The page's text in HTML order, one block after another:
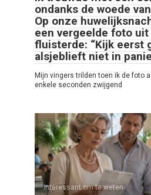
ondanks de woede
Op onze
een vergeelde foto uit
fluisterde: “Kijk eerst
alsjeblieft niet in
Mijn vingers trilden toen ik de foto
enkele seconden zwijgend
Interessant om te weten